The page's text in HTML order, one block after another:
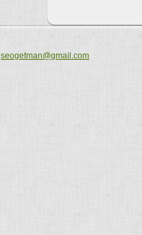
seogetman@gmail.com